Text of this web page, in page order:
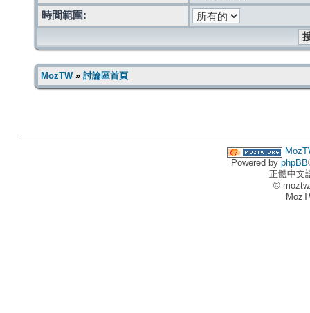
時間範圍:
MozTW» 討論區首頁
Powered by phpBB
正體中文
©